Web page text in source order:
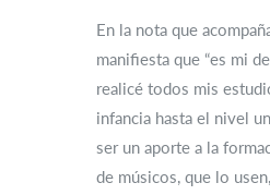
En la nota que
manifiesta que “es mi
realicé todos mis
infancia hasta el nivel
ser un aporte a la
de músicos, que lo